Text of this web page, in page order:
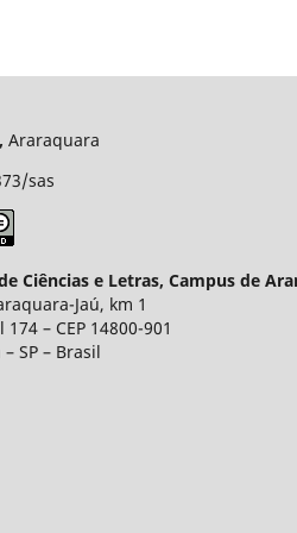
Araraquara e-
sas
Ciências e Letras, Campus de
Jaú, km 1
174 – CEP 14800-901
–